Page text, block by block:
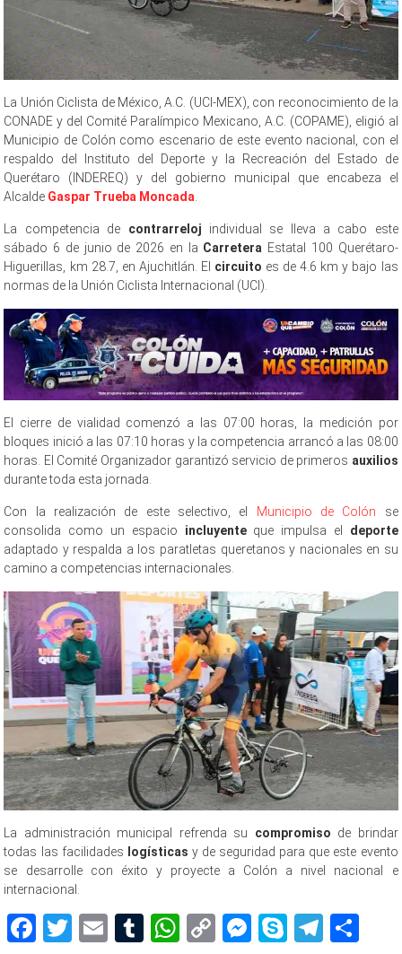
La Unión Ciclista de México, A.C. (UCI-MEX), con reconocimiento de la
CONADE y del Comité Paralímpico Mexicano, A.C. (COPAME), eligió al
Municipio de Colón como escenario de este evento nacional, con el
respaldo del Instituto del Deporte y la Recreación del Estado de
Querétaro (INDEREQ) y del gobierno municipal que encabeza el
Alcalde Gaspar Trueba Moncada
La competencia de contrarreloj individual se lleva a cabo este
sábado 6 de junio de 2026 en la Carretera Estatal 100 Querétaro-
Higuerillas, km 28.7, en Ajuchitlán. El circuito es de 4.6 km y bajo las
normas de la Unión Ciclista Internacional (UCI).
El cierre de vialidad comenzó a las 07:00 horas, la medición por
bloques inició a las 07:10 horas y la competencia arrancó a las 08:00
horas. El Comité Organizador garantizó servicio de primeros auxilios
durante toda esta jornada.
Con la realización de este selectivo, el Municipio de Colón se
consolida como un espacio incluyenteque impulsa el deporte
adaptado y respalda a los paratletas queretanos y nacionales en su
camino a competencias internacionales.
La administración municipal refrenda su compromiso de brindar
todas las facilidades
logísticas y de seguridad para que este evento
se desarrolle con éxito y proyecte a Colón a nivel nacional e
internacional.
Facebook
Twitter
EmailTumblr
WhatsApp
CopyMessenger
Skype